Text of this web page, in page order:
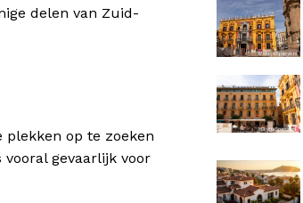
delen van Zuid-
plekken op te zoeken
gevaarlijk voor